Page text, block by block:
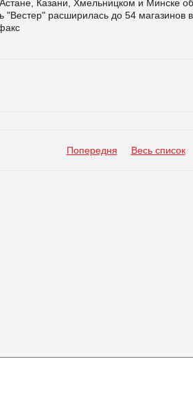
Казани, Хмельницком и Минске
"Вестер" расширилась до 54 магазинов
Попередня Весь список